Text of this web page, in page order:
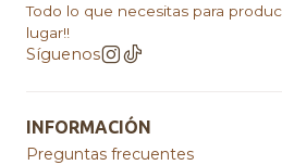
Todo lo que necesitas para
lugar!!
Síguenos
INFORMACIÓN
Preguntas frecuentes